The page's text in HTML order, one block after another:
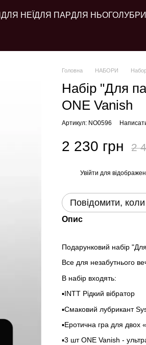
ДЛЯ НЕЇ ДЛЯ ПАРДЛЯ НЬОГО
Головна НАБОРИ
Набір "Для
ONE Vanish
Артикул: NO0596
2 230 грн 2
Увійти для
Повідомити, коли
Опис
Подарунковий набір
Все для незабутнього
В набір входять:
▪️INTT Рідкий вібратор
▪️Смаковий лубрикант
▪️Еротична гра для двох
▪️3 шт ONE Vanish -